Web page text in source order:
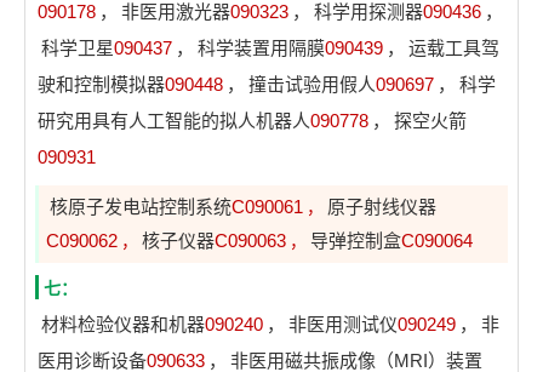
090178 ， 非医用激光器090323 ， 科学用探测器090436 ，
科学卫星090437 ， 科学装置用隔膜090439 ，
运载工具驾
驶和控制模拟器090448 ， 撞击试验用假人090697 ，
科学
研究用具有人工智能的拟人机器人090778 ，
探空火箭
090931
核原子发电站控制系统C090061 ，
原子射线仪器
C090062 ， 核子仪器C090063 ， 导弹控制盒C090064
七：
材料检验仪器和机器090240 ， 非医用测试仪090249 ，
非
医用诊断设备090633 ，
非医用磁共振成像（MRI）装置